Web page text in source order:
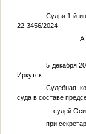
Судья
22-3456/2024
А
5
Иркутск
Судебная
суда в составе
судей
при